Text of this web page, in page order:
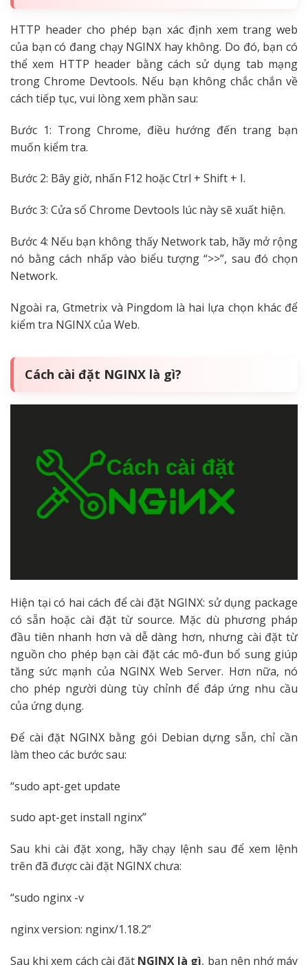
HTTP header cho phép bạn xác định xem trang web
của bạn có đang chạy NGINX hay không. Do đó, bạn có
thể xem HTTP header bằng cách sử dụng tab mạng
trong Chrome Devtools. Nếu bạn không chắc chắn về
cách tiếp tục, vui lòng xem phần sau:
Bước 1: Trong Chrome, điều hướng đến trang bạn
muốn kiểm tra.
Bước 2: Bây giờ, nhấn F12 hoặc Ctrl + Shift + I.
Bước 3: Cửa sổ Chrome Devtools lúc này sẽ xuất hiện.
Bước 4: Nếu bạn không thấy Network tab, hãy mở rộng
nó bằng cách nhấp vào biểu tượng “>>”, sau đó chọn
Network.
Ngoài ra, Gtmetrix và Pingdom là hai lựa chọn khác để
kiểm tra NGINX của Web.
Cách cài đặt NGINX là gì?
Hiện tại có hai cách để cài đặt NGINX: sử dụng package
có sẵn hoặc cài đặt từ source. Mặc dù phương pháp
đầu tiên nhanh hơn và dễ dàng hơn, nhưng cài đặt từ
nguồn cho phép bạn cài đặt các mô-đun bổ sung giúp
tăng sức mạnh của NGINX Web Server. Hơn nữa, nó
cho phép người dùng tùy chỉnh để đáp ứng nhu cầu
của ứng dụng.
Để cài đặt NGINX bằng gói Debian dựng sẵn, chỉ cần
làm theo các bước sau:
“sudo apt-get update
sudo apt-get install nginx”
Sau khi cài đặt xong, hãy chạy lệnh sau để xem lệnh
trên đã được cài đặt NGINX chưa:
“sudo nginx -v
nginx version: nginx/1.18.2”
Sau khi xem cách cài đặt NGINX là gì, bạn nên nhớ máy